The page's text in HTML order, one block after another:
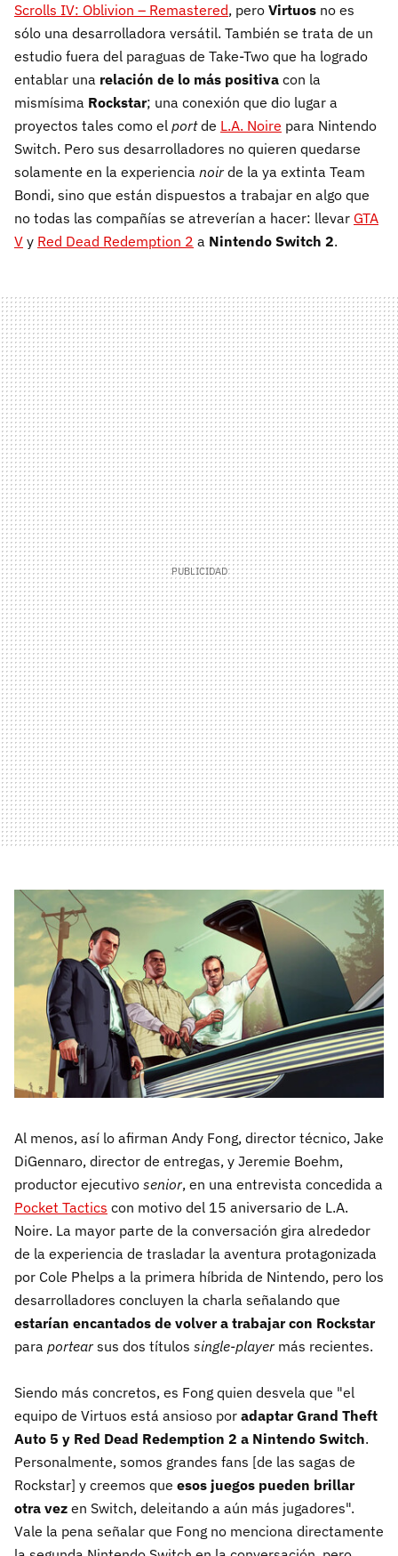
Scrolls IV: Oblivion – Remastered, pero Virtuos no es
sólo una desarrolladora versátil. También se trata de un
estudio fuera del paraguas de Take-Two que ha logrado
entablar una relación de lo más positiva con la
mismísima Rockstar; una conexión que dio lugar a
proyectos tales como el portde L.A. Noire para Nintendo
Switch. Pero sus desarrolladores no quieren quedarse
solamente en la experiencia noir de la ya extinta Team
Bondi, sino que están dispuestos a trabajar en algo que
no todas las compañías se atreverían a hacer: llevar GTA
V y Red Dead Redemption 2 a Nintendo Switch 2.
Al menos, así lo afirman Andy Fong, director técnico, Jake
DiGennaro, director de entregas, y Jeremie Boehm,
productor ejecutivo senior, en una entrevista concedida a
Pocket Tactics con motivo del 15 aniversario de L.A.
Noire. La mayor parte de la conversación gira alrededor
de la experiencia de trasladar la aventura protagonizada
por Cole Phelps a la primera híbrida de Nintendo, pero los
desarrolladores concluyen la charla señalando que
estarían encantados de volver a trabajar con Rockstar
para portear sus dos títulos single-player más recientes.
Siendo más concretos, es Fong quien desvela que "el
equipo de Virtuos está ansioso por adaptar Grand Theft
Auto 5 y Red Dead Redemption 2 a Nintendo Switch.
Personalmente, somos grandes fans [de las sagas de
Rockstar] y creemos que esos juegos pueden brillar
otra vez en Switch, deleitando a aún más jugadores".
Vale la pena señalar que Fong no menciona directamente